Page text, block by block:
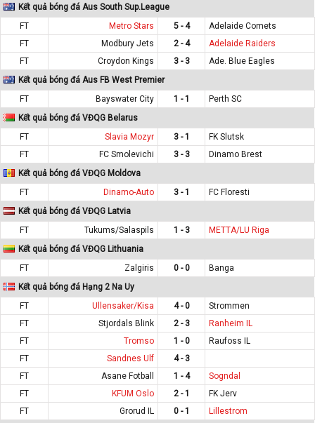
Kết quả bóng đá Aus South Sup.League
FT
Metro Stars 5 - 4
Adelaide Comets
FT
Modbury Jets 2 - 4
Adelaide Raiders
FT
Croydon Kings 3 - 3
Ade. Blue Eagles
Kết quả bóng đá Aus FB West Premier
FT
Bayswater City 1 - 1
Perth SC
Kết quả bóng đá VĐQG Belarus
FT
Slavia Mozyr 3 - 1
FK Slutsk
FT
FC Smolevichi 3 - 3
Dinamo Brest
Kết quả bóng đá VĐQG Moldova
FT
Dinamo-Auto 3 - 1
FC Floresti
Kết quả bóng đá VĐQG Latvia
FT
Tukums/Salaspils 1 - 3
METTA/LU Riga
Kết quả bóng đá VĐQG Lithuania
FT
Zalgiris 0 - 0
Banga
Kết quả bóng đá Hạng 2 Na Uy
FT
Ullensaker/Kisa 4 - 0
Strommen
FT
Stjordals Blink 2 - 3
Ranheim IL
FT
Tromso 1 - 0
Raufoss IL
FT
Sandnes Ulf
4 - 3
FT
Asane Fotball 1 - 4
Sogndal
FT
KFUM Oslo 2 - 1
FK Jerv
FT
Grorud IL 0 - 1 Lillestrom